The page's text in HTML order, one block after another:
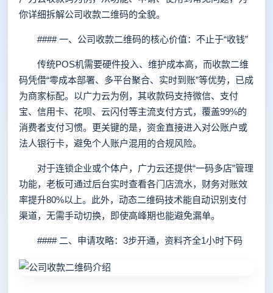
你详细拆解公司收款二维码的全貌。
#### 一、公司收款二维码的核心价值：不止于“收钱”
传统POS机需要硬件投入、维护成本高，而收款二维
码凭借“零成本部署、多平台聚合、实时到账”等优势，已成
为商家标配。以广力云为例，其收款码支持微信、支付
宝、信用卡、花呗、云闪付等主流支付方式，覆盖99%的
消费者支付习惯。更关键的是，资金直接进入对公账户或
法人银行卡，避免个人账户混用的合规风险。
对于连锁企业或个体户，广力云还提供“一码多店”管理
功能，老板可通过后台实时查看各门店流水，财务对账效
率提升80%以上。此外，动态二维码技术能自动识别支付
渠道，无需手动切换，即使高峰期也能避免漏单。
#### 二、申请攻略：3步开通，资料齐全1小时下码